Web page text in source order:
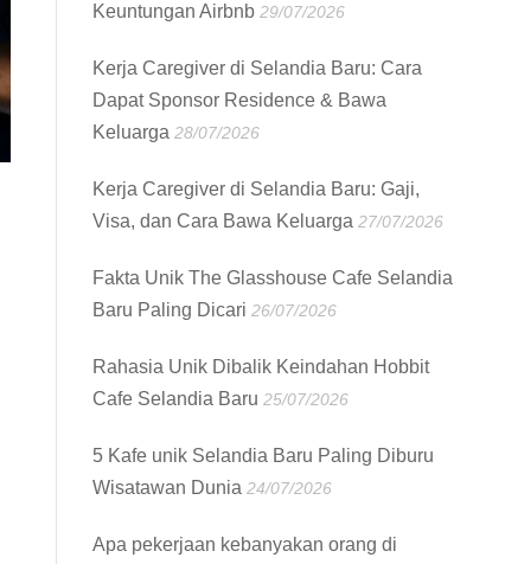
Keuntungan Airbnb 29/07/2026
Kerja Caregiver di Selandia Baru: Cara
Dapat Sponsor Residence & Bawa
Keluarga 28/07/2026
Kerja Caregiver di Selandia Baru: Gaji,
Visa, dan Cara Bawa Keluarga 27/07/2026
Fakta Unik The Glasshouse Cafe Selandia
Baru Paling Dicari 26/07/2026
Rahasia Unik Dibalik Keindahan Hobbit
Cafe Selandia Baru 25/07/2026
5 Kafe unik Selandia Baru Paling Diburu
Wisatawan Dunia 24/07/2026
Apa pekerjaan kebanyakan orang di